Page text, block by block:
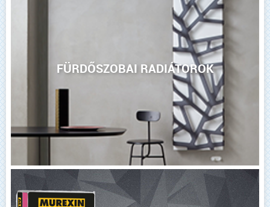
FÜRDŐSZOBAI RADIÁTOROK